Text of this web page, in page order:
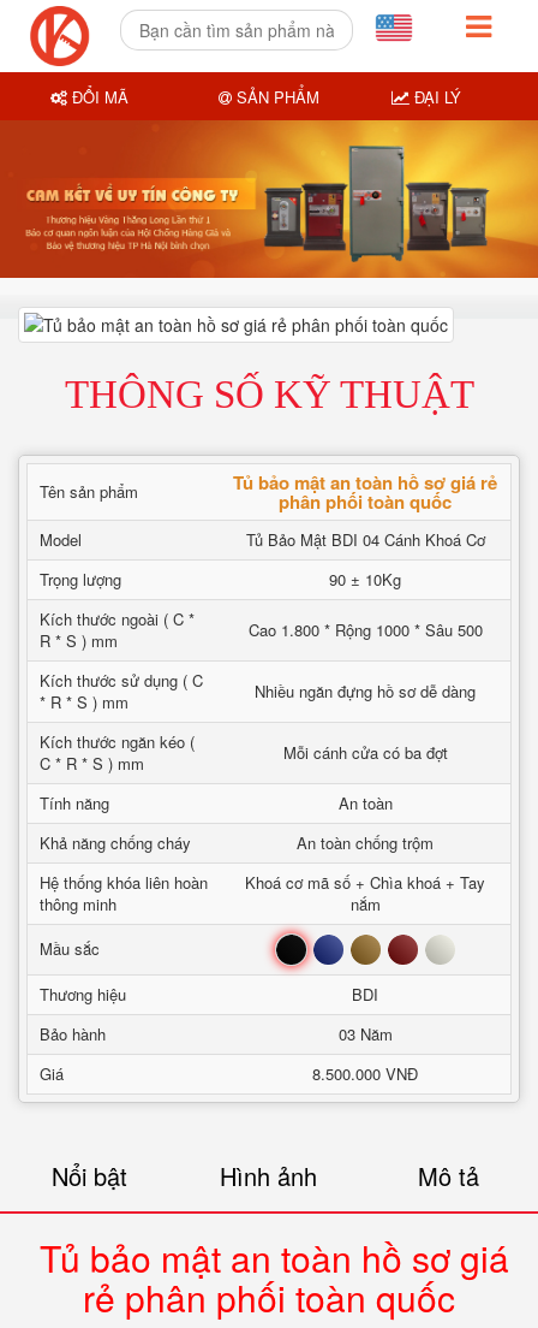
THÔNG SỐ KỸ THUẬT
Tên sản phẩm Tủ bảo mật an toàn hồ sơ giá rẻ
phân phối toàn quốc
Model
Tủ Bảo Mật BDI 04 Cánh Khoá Cơ
Trọng lượng
90 ± 10Kg
Kích thước ngoài ( C *
R * S ) mm
Cao 1.800 * Rộng 1000 * Sâu 500
Kích thước sử dụng ( C
* R * S ) mm
Nhiều ngăn đựng hồ sơ dễ dàng
Kích thước ngăn kéo (
C * R * S ) mm
Mỗi cánh cửa có ba đợt
Tính năng
An toàn
Khả năng chống cháy
An toàn chống trộm
Hệ thống khóa liên hoàn
thông minh
Khoá cơ mã số + Chìa khoá + Tay
nắm
Mầu sắc
Đen Xanh Nâu Đỏ Trắng
Thương hiệu
BDI
Bảo hành
03 Năm
Giá
8.500.000 VNĐ
Nổi bật Hình ảnh Mô tả
Tủ bảo mật an toàn hồ sơ giá
rẻ phân phối toàn quốc
ĐỔI MÃ SẢN PHẨM ĐẠI LÝ